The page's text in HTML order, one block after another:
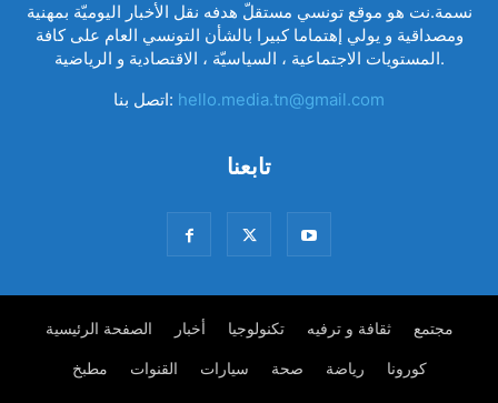
نسمة.نت هو موقع تونسي مستقلّ هدفه نقل الأخبار اليوميّة بمهنية
ومصداقية و يولي إهتماما كبيرا بالشأن التونسي العام على كافة
المستويات الاجتماعية ، السياسيّة ، الاقتصادية و الرياضية.
اتصل بنا: hello.media.tn@gmail.com
تابعنا
الصفحة الرئيسية أخبار تكنولوجيا ثقافة و ترفيه مجتمع
مطبخ القنوات سيارات صحة رياضة كورونا